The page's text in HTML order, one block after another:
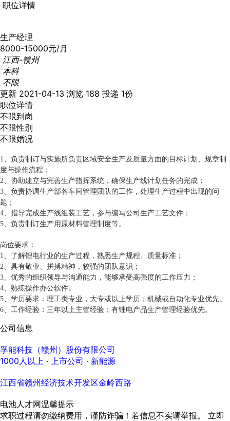
职位详情
生产经理
8000-15000元/月
江西-赣州
本科
不限
更新 2021-04-13 浏览 188 投递 1份
职位详情
不限到岗
不限性别
不限婚况
1、负责制订与实施所负责区域安全生产及质量方面的目标计划、规章制
度与操作流程；
2、协助建立与完善生产指挥系统，确保生产线计划任务的完成；
3、负责协调生产部各车间管理团队的工作，处理生产过程中出现的问
题；
4、指导完成生产线组装工艺，参与编写公司生产工艺文件；
5、负责制订生产用原材料管理制度等。
岗位要求：
1、了解锂电行业的生产过程，熟悉生产规程、质量标准；
2、具有敬业、拼搏精神，较强的团队意识；
3、优秀的组织领导与沟通能力，能够承受高强度的工作压力；
4、熟练操作办公软件。
5、学历要求：理工类专业，大专或以上学历；机械或自动化专业优先。
6、工作经验：三年以上主管经验；有锂电产品生产管理经验优先。
公司信息
孚能科技（赣州）股份有限公司
1000人以上 · 上市公司 · 新能源
江西省赣州经济技术开发区金岭西路
电池人才网温馨提示
求职过程请勿缴纳费用，谨防诈骗！若信息不实请举报。 立即